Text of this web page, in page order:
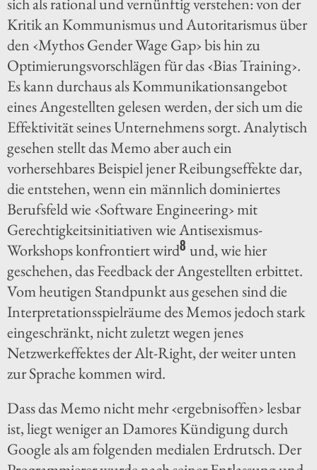
Kritik an Kommunismus und Autoritarismus über
den ‹Mythos Gender Wage Gap› bis hin zu
Optimierungsvorschlägen für das ‹Bias Training›.
Es kann durchaus als Kommunikationsangebot
eines Angestellten gelesen werden, der sich um die
Effektivität seines Unternehmens sorgt. Analytisch
gesehen stellt das Memo aber auch ein
vorhersehbares Beispiel jener Reibungseffekte dar,
die entstehen, wenn ein männlich dominiertes
Berufsfeld wie ‹Software Engineering› mit
Gerechtigkeitsinitiativen wie Antisexismus-
Workshops konfrontiert wird8 und, wie hier
geschehen, das Feedback der Angestellten erbittet.
Vom heutigen Standpunkt aus gesehen sind die
Interpretationsspielräume des Memos jedoch stark
eingeschränkt, nicht zuletzt wegen jenes
Netzwerkeffektes der Alt-Right, der weiter unten
zur Sprache kommen wird.
Dass das Memo nicht mehr ‹ergebnisoffen› lesbar
ist, liegt weniger an Damores Kündigung durch
Google als am folgenden medialen Erdrutsch. Der